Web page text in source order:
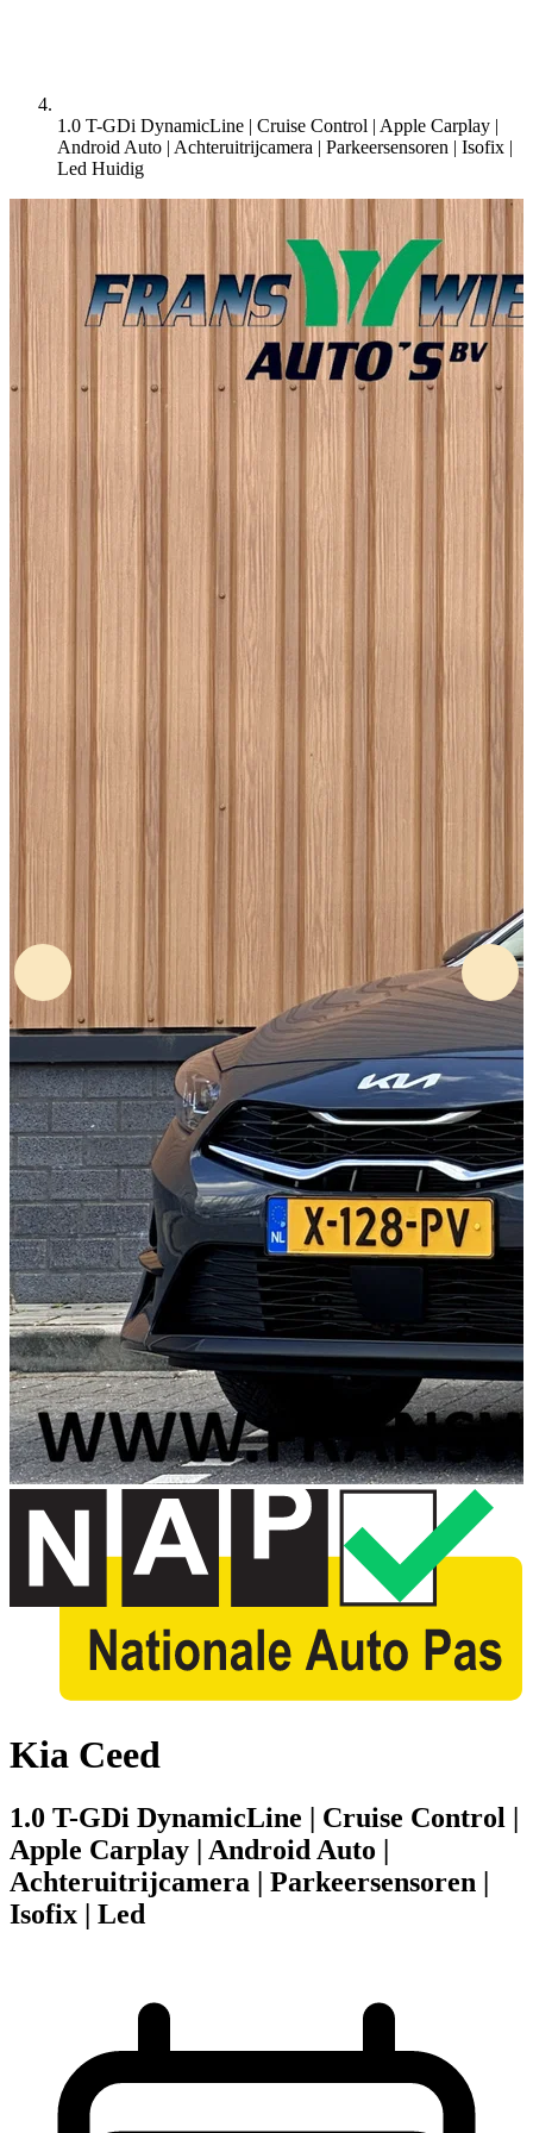
1.0 T-GDi DynamicLine | Cruise Control | Apple Carplay |
Android Auto | Achteruitrijcamera | Parkeersensoren | Isofix |
Led Huidig
Kia Ceed
1.0 T-GDi DynamicLine | Cruise Control |
Apple Carplay | Android Auto |
Achteruitrijcamera | Parkeersensoren |
Isofix | Led